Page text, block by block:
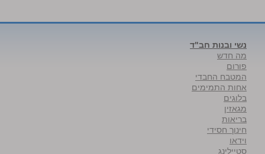
נשי ובנות חב"ד
מה חדש
פורום
המטבח החבדי
אחות התמימים
בלוגים
מגאזין
בריאות
חינוך חסידי
וידאו
סטיילינג